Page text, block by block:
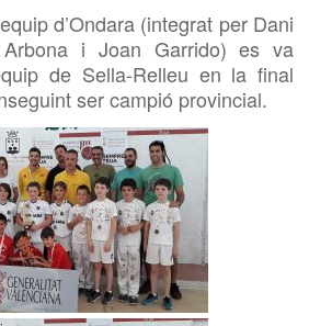
d’Ondara (integrat per Dani
Arbona i Joan Garrido) es va
de Sella-Relleu en la final
ser campió provincial.